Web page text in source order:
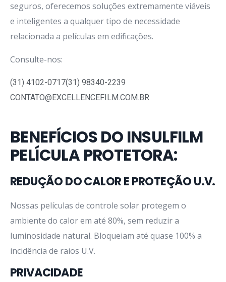
seguros, oferecemos soluções extremamente viáveis
e inteligentes a qualquer tipo de necessidade
relacionada a películas em edificações.
Consulte-nos:
(31) 4102-0717(31) 98340-2239
CONTATO@EXCELLENCEFILM.COM.BR
BENEFÍCIOS DO INSULFILM
PELÍCULA PROTETORA:
REDUÇÃO DO CALOR E PROTEÇÃO U.V.
Nossas películas de controle solar protegem o
ambiente do calor em até 80%, sem reduzir a
luminosidade natural. Bloqueiam até quase 100% a
incidência de raios U.V.
PRIVACIDADE